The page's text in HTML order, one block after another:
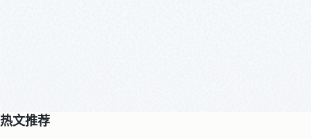
热文推荐